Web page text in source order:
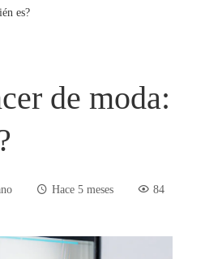
es?
de moda:
Hace 5 meses 84